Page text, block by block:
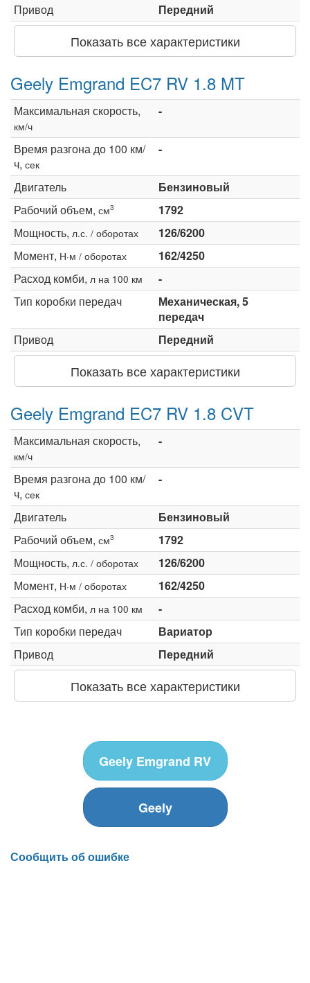
Привод
Передний
Показать все характеристики
Geely Emgrand EC7 RV 1.8 MT
Максимальная скорость,
км/ч
-
Время разгона до 100 км/
ч, сек
-
Двигатель
Бензиновый
Рабочий объем, см3
1792
Мощность, л.с. / оборотах
126/6200
Момент, Н·м / оборотах
162/4250
Расход комби, л на 100 км
-
Тип коробки передач
Механическая, 5
передач
Привод
Передний
Показать все характеристики
Geely Emgrand EC7 RV 1.8 CVT
Максимальная скорость,
км/ч
-
Время разгона до 100 км/
ч, сек
-
Двигатель
Бензиновый
Рабочий объем, см3
1792
Мощность, л.с. / оборотах
126/6200
Момент, Н·м / оборотах
162/4250
Расход комби, л на 100 км
-
Тип коробки передач
Вариатор
Привод
Передний
Показать все характеристики
Geely Emgrand RV
Geely
Сообщить об ошибке